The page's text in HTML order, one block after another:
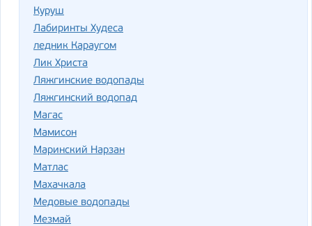
Куруш
Лабиринты Худеса
ледник Караугом
Лик Христа
Ляжгинские водопады
Ляжгинский водопад
Магас
Мамисон
Маринский Нарзан
Матлас
Махачкала
Медовые водопады
Мезмай